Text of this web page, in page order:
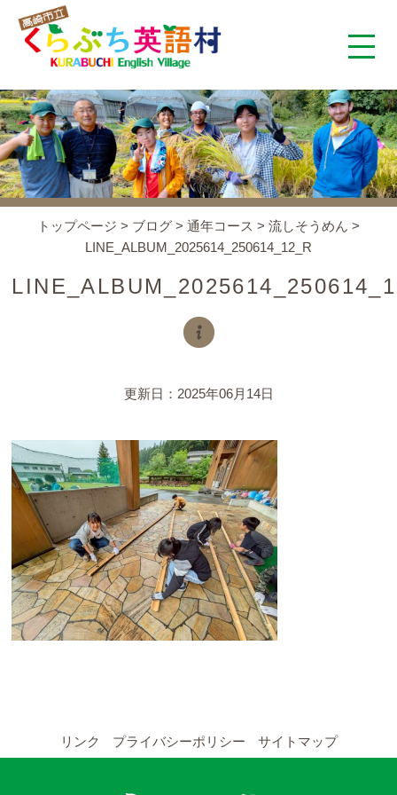
くらぶち英語村とは
コンセプト
YouTubeチャンネル
留学の申し込み
通年コース
週末コース
短期コース
留学コースのご案内
週末コース
トップページ > ブログ > 通年コース > 流しそうめん >
LINE_ALBUM_2025614_250614_12_R
更新日：2025年06月14日
リンク プライバシーポリシー サイトマップ